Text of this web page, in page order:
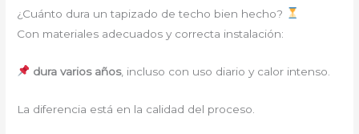
¿Cuánto dura un tapizado de techo bien hecho?
Con materiales adecuados y correcta instalación:
dura varios años, incluso con uso diario y calor intenso.
La diferencia está en la calidad del proceso.